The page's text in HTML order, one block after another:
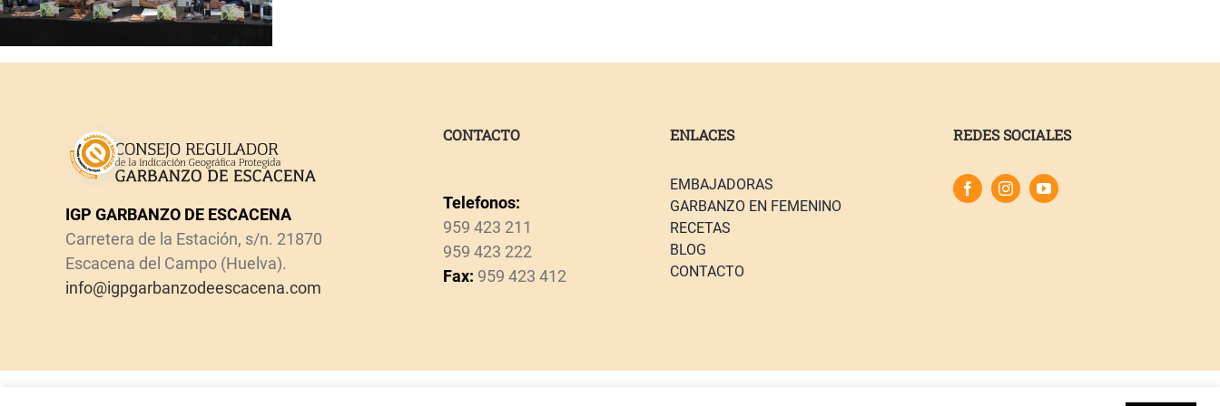
IGP GARBANZO DE ESCACENA
Carretera de la Estación, s/n. 21870
Escacena del Campo (Huelva).
info@igpgarbanzodeescacena.com
CONTACTO
Telefonos:
959 423 211
959 423 222
Fax: 959 423 412
ENLACES
EMBAJADORAS
GARBANZO EN FEMENINO
RECETAS
BLOG
CONTACTO
REDES SOCIALES